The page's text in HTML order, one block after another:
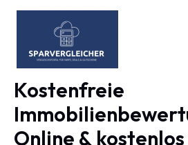
Zum
Kostenfreie
Online &